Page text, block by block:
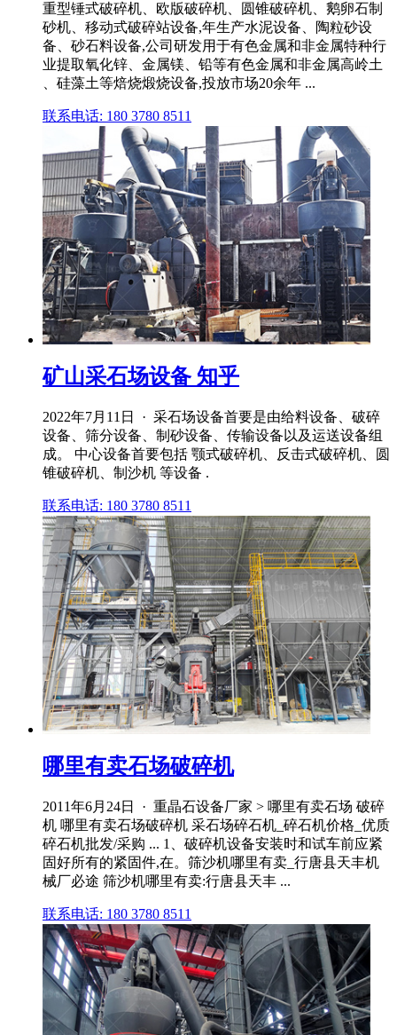
重型锤式破碎机、欧版破碎机、圆锥破碎机、鹅卵石制
砂机、移动式破碎站设备,年生产水泥设备、陶粒砂设
备、砂石料设备,公司研发用于有色金属和非金属特种行
业提取氧化锌、金属镁、铅等有色金属和非金属高岭土
、硅藻土等焙烧煅烧设备,投放市场20余年 ...
联系电话: 180 3780 8511
矿山采石场设备 知乎
2022年7月11日 · 采石场设备首要是由给料设备、破碎
设备、筛分设备、制砂设备、传输设备以及运送设备组
成。 中心设备首要包括 颚式破碎机、反击式破碎机、圆
锥破碎机、制沙机 等设备 .
联系电话: 180 3780 8511
哪里有卖石场破碎机
2011年6月24日 · 重晶石设备厂家 > 哪里有卖石场 破碎
机 哪里有卖石场破碎机 采石场碎石机_碎石机价格_优质
碎石机批发/采购 ... 1、破碎机设备安装时和试车前应紧
固好所有的紧固件,在。筛沙机哪里有卖_行唐县天丰机
械厂必途 筛沙机哪里有卖:行唐县天丰 ...
联系电话: 180 3780 8511